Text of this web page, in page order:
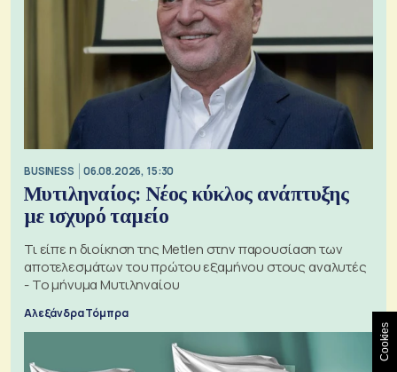
BUSINESS 06.08.2026, 15:30
Μυτιληναίος: Νέος κύκλος ανάπτυξης
με ισχυρό ταμείο
Τι είπε η διοίκηση της Metlen στην παρουσίαση των
αποτελεσμάτων του πρώτου εξαμήνου στους αναλυτές
- Το μήνυμα Μυτιληναίου
Αλεξάνδρα Τόμπρα
Cookies